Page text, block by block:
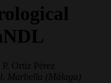
Ortiz Pérez
Marbella (Málaga)